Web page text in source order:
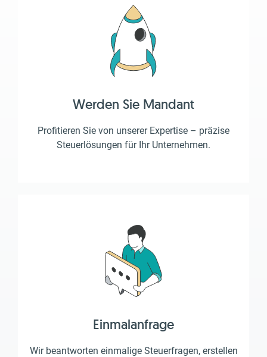
Werden Sie Mandant
Profitieren Sie von unserer Expertise – präzise
Steuerlösungen für Ihr Unternehmen.
Einmalanfrage
Wir beantworten einmalige Steuerfragen, erstellen